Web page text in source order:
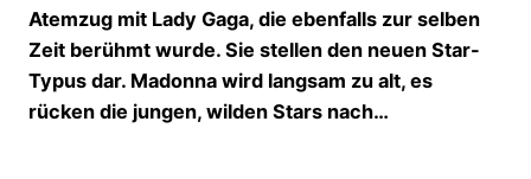
Atemzug mit Lady Gaga, die ebenfalls zur selben
Zeit berühmt wurde. Sie stellen den neuen Star-
Typus dar. Madonna wird langsam zu alt, es
rücken die jungen, wilden Stars nach…